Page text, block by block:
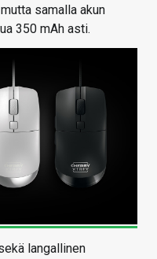
samalla akun
350 mAh asti.
langallinen